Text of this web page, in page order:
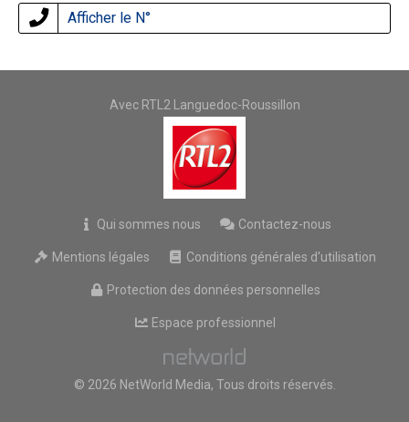
Afficher le N°
Avec RTL2 Languedoc-Roussillon
Qui sommes nous Contactez-nous
Mentions légales Conditions générales d'utilisation
Protection des données personnelles
Espace professionnel
© 2026 NetWorld Media, Tous droits réservés.